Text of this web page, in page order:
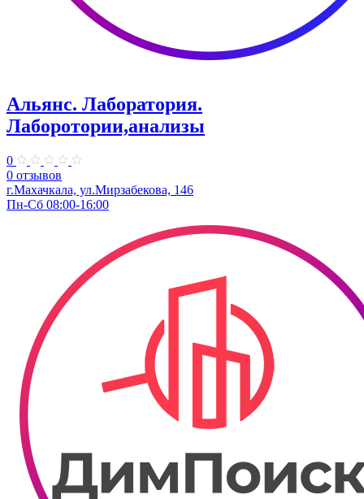
Альянс. Лаборатория.
Лаборотории,анализы
0
0 отзывов
г.Махачкала, ​ул.Мирзабекова, 146
Пн-Сб 08:00-16:00